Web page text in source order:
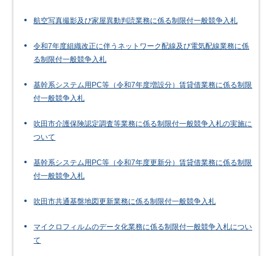
航空写真撮影及び家屋異動判読業務に係る制限付一般競争入札
令和7年度組織改正に伴うネットワーク配線及び電気配線業務に係
る制限付一般競争入札
基幹系システム用PC等（令和7年度増設分）賃貸借業務に係る制限
付一般競争入札
吹田市介護保険認定調査等業務に係る制限付一般競争入札の実施に
ついて
基幹系システム用PC等（令和7年度更新分）賃貸借業務に係る制限
付一般競争入札
吹田市共通基盤地図更新業務に係る制限付一般競争入札
マイクロフィルムのデータ化業務に係る制限付一般競争入札につい
て